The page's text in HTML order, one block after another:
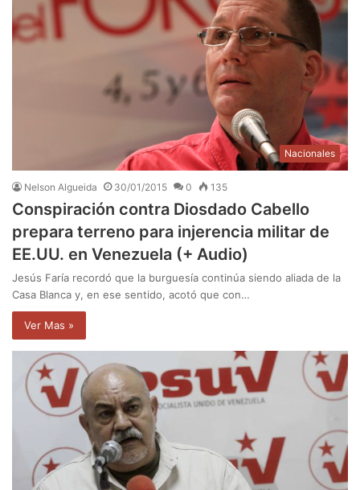
Nacionales
Nelson Algueida 30/01/2015 0 135
Conspiración contra Diosdado Cabello
prepara terreno para injerencia militar de
EE.UU. en Venezuela (+ Audio)
Jesús Faría recordó que la burguesía continúa siendo aliada de la
Casa Blanca y, en ese sentido, acotó que con…
Ver Mas »